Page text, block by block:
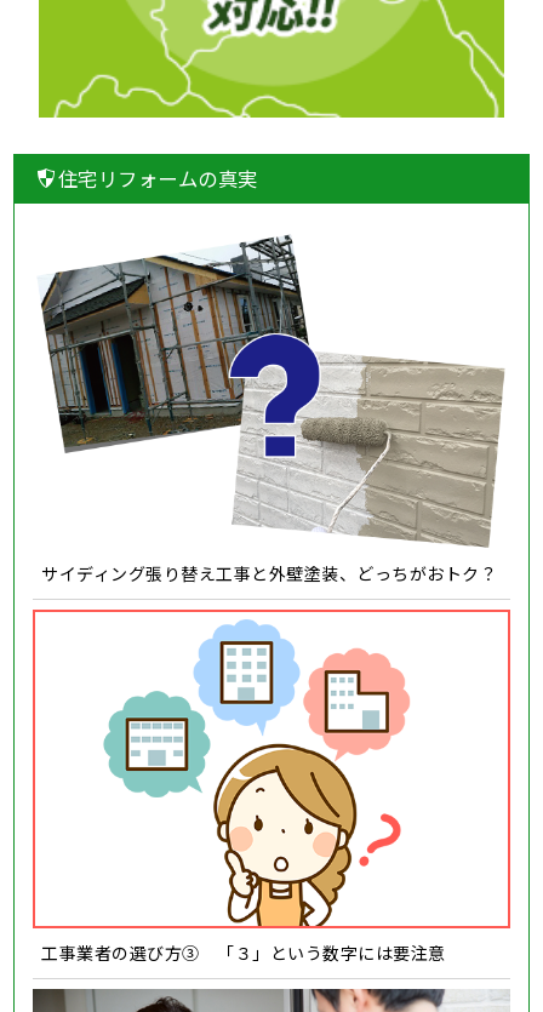
住宅リフォームの真実
サイディング張り替え工事と外壁塗装、どっちがおトク？
工事業者の選び方③ 「３」という数字には要注意